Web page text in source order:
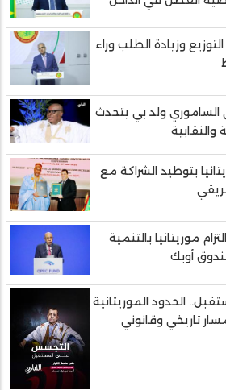
وزيادة الطلب وراء
الساموري ولد بي يتحدث
والنقابية
بتوطيد الشراكة مع
موريتانيا بالتنمية
أوبك
الحدود الموريتانية
تاريخي وقانوني